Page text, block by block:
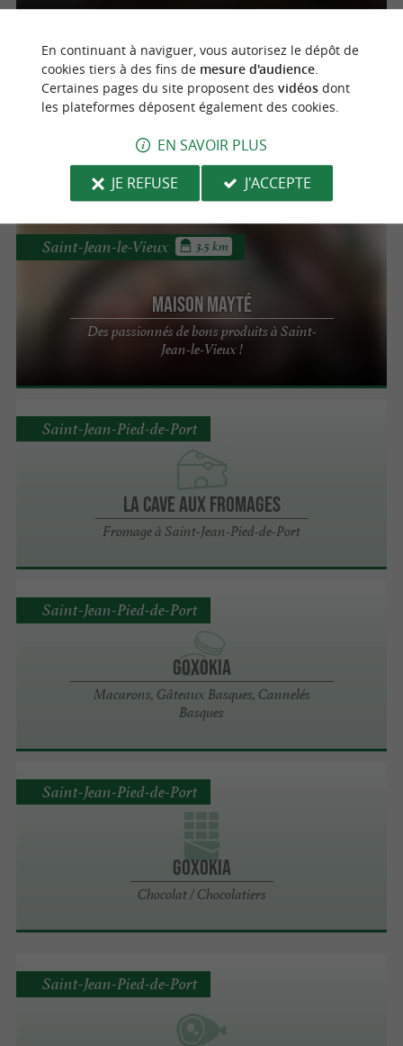
Fromagerie des Bergers de Saint-Michel
Fromagerie de brebis AOP Ossau Iraty à
Saint-Michel
Saint-Michel 3.1 km
Maison Mayté
Des passionnés de bons produits à Saint-
Jean-le-Vieux !
Saint-Jean-le-Vieux 3.5 km
LA CAVE AUX FROMAGES
Fromage à Saint-Jean-Pied-de-Port
Saint-Jean-Pied-de-Port
Goxokia
Macarons, Gâteaux Basques, Cannelés
Basques
Saint-Jean-Pied-de-Port
Goxokia
Chocolat / Chocolatiers
Saint-Jean-Pied-de-Port
Saint-Jean-Pied-de-Port
En continuant à naviguer, vous autorisez le dépôt de
cookies tiers à des fins de mesure d'audience.
Certaines pages du site proposent des vidéosdont
les plateformes déposent également des cookies.
EN SAVOIR PLUS
JE REFUSE
J'ACCEPTE